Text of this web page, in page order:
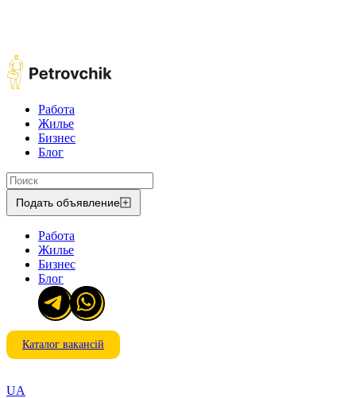
Работа
Жилье
Бизнес
Блог
Подать объявление
Работа
Жилье
Бизнес
Блог
Каталог вакансій
UA